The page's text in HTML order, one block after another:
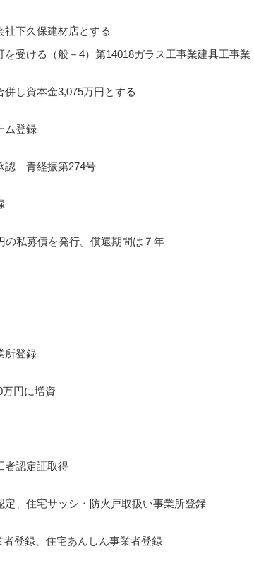
社下久保建材店とする
を受ける（般－4）第14018ガラス工事業建具工事業
し資本金3,075万円とする
ム登録
認 青経振第274号
私募債を発行。償還期間は７年
所登録
万円に増資
者認定証取得
定、住宅サッシ・防火戸取扱い事業所登録
登録、住宅あんしん事業者登録